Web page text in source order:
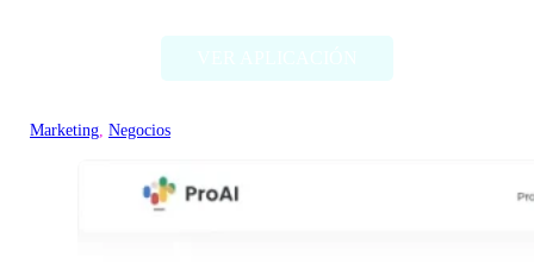
Marketing, Negocios